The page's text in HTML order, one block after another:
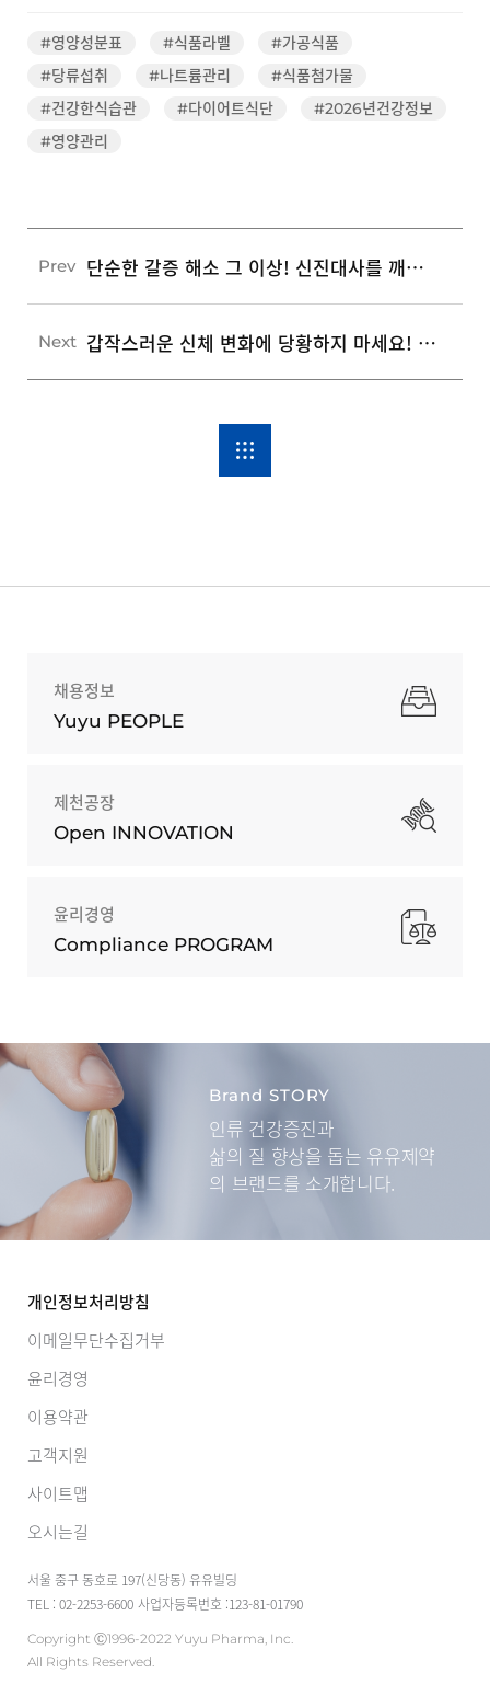
#영양성분표 #식품라벨
#가공식품
#당류섭취
#나트륨관리
#식품첨가물
#건강한식습관
#다이어트식단
#2026년건강정보
#영양관리
Prev 단순한 갈증 해소 그 이상! 신진대사를 깨우는 올바른 물 마시기 습관 5가지
Next 갑작스러운 신체 변화에 당황하지 마세요! 일상 속 5가지 응급 상황별 올바른 대처 가이드
채용정보
Yuyu PEOPLE
제천공장
Open INNOVATION
윤리경영
Compliance PROGRAM
Brand STORY
인류 건강증진과
삶의 질 향상을 돕는 유유제약
의 브랜드를 소개합니다.
개인정보처리방침
이메일무단수집거부
윤리경영
이용약관
고객지원
사이트맵
오시는길
서울 중구 동호로 197(신당동) 유유빌딩
TEL : 02-2253-6600 사업자등록번호 :123-81-01790
Copyright Ⓒ1996-2022 Yuyu Pharma, Inc.
All Rights Reserved.